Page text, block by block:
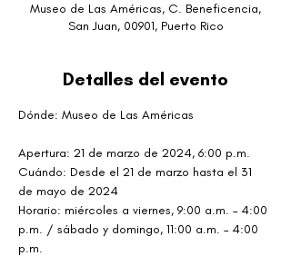
Museo de Las Américas, C. Beneficencia,
San Juan, 00901, Puerto Rico
Detalles del evento
Dónde: Museo de Las Américas
Apertura: 21 de marzo de 2024, 6:00 p.m.
Cuándo: Desde el 21 de marzo hasta el 31
de mayo de 2024
Horario: miércoles a viernes, 9:00 a.m. – 4:00
p.m. / sábado y domingo, 11:00 a.m. – 4:00
p.m.